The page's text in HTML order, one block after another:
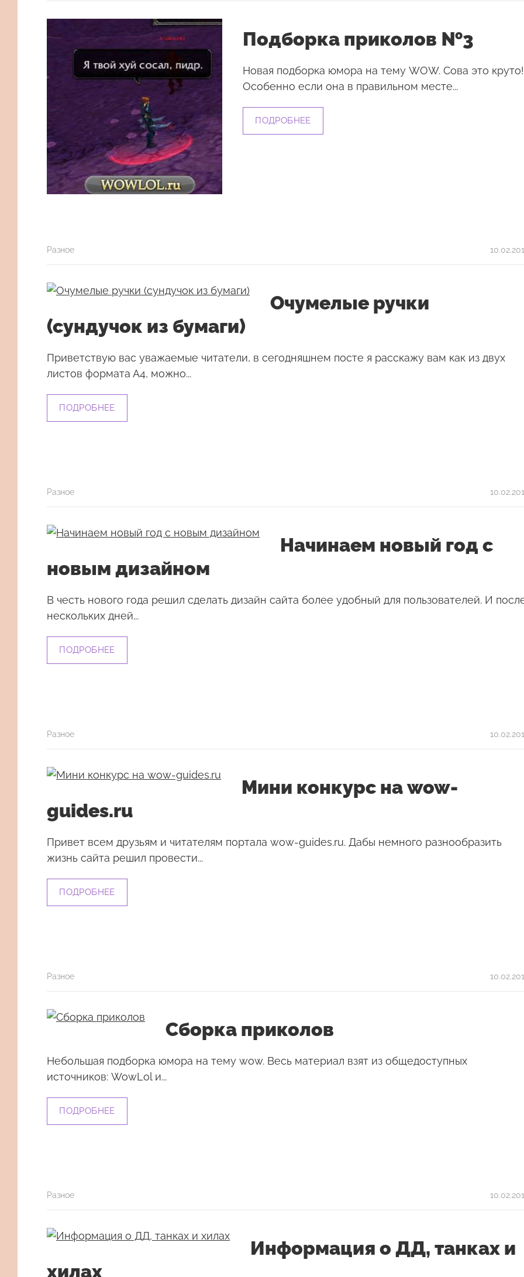
Подборка приколов №3
Новая подборка юмора на тему WOW. Сова это круто!
Особенно если она в правильном месте...
ПОДРОБНЕЕ
Разное
Очумелые ручки
(сундучок из бумаги)
Приветствую вас уважаемые читатели, в сегодняшнем посте я расскажу вам как из двух
листов формата А4, можно...
ПОДРОБНЕЕ
Разное
Начинаем новый год с
новым дизайном
В честь нового года решил сделать дизайн сайта более удобный для пользователей. И
нескольких дней...
ПОДРОБНЕЕ
Разное
Мини конкурс на wow-
guides.ru
Привет всем друзьям и читателям портала wow-guides.ru. Дабы немного разнообразить
жизнь сайта решил провести...
ПОДРОБНЕЕ
Разное
Сборка приколов
Небольшая подборка юмора на тему wow. Весь материал взят из общедоступных
источников: WowLol и...
ПОДРОБНЕЕ
Разное
Информация о ДД, танках и
хилах